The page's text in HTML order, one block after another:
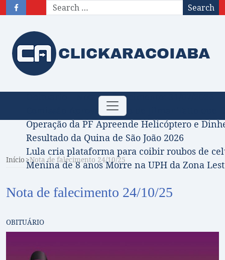
Search
Toggle
navigation
Obituário – Nota de falecimento: 31/07/2026
Comissão Aprova Projeto de Jilmar Tatto
Operação da PF Apreende Helicóptero e
Resultado da Quina de São João 2026
Lula cria plataforma para coibir roubos de
Menina de 8 anos Morre na UPH da Zona
Início Nota de falecimento 24/10/25
Nota de falecimento 24/10/25
OBITUÁRIO